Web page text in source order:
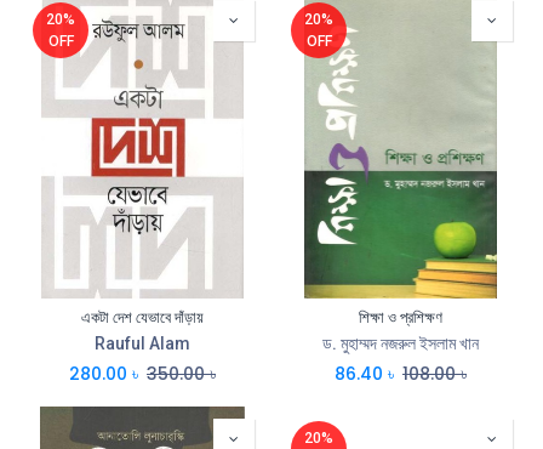
20%
OFF
একটা দেশ যেভাবে দাঁড়ায়
Rauful Alam
280.00 ৳ 350.00৳
20%
OFF
শিক্ষা ও প্রশিক্ষণ
ড. মুহাম্মদ নজরুল ইসলাম খান
86.40 ৳ 108.00৳
20%